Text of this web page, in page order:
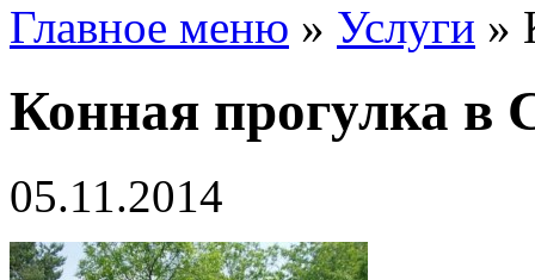
Главное меню » Услуги »
Конная прогулка в
05.11.2014